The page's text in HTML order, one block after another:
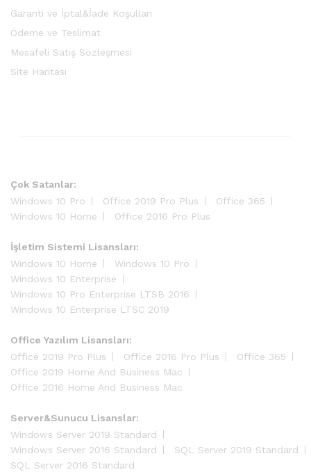
Garanti ve İptal&İade Koşulları
Ödeme ve Teslimat
Mesafeli Satış Sözleşmesi
Site Haritası
Çok Satanlar:
Windows 10 Pro
Office 2019 Pro Plus
Office 365
Windows 10 Home
Office 2016 Pro Plus
İşletim Sistemi Lisansları:
Windows 10 Home
Windows 10 Pro
Windows 10 Enterprise
Windows 10 Pro Enterprise LTSB 2016
Windows 10 Enterprise LTSC 2019
Office Yazılım Lisansları:
Office 2019 Pro Plus
Office 2016 Pro Plus
Office 365
Office 2019 Home And Business Mac
Office 2016 Home And Business Mac
Server&Sunucu Lisanslar:
Windows Server 2019 Standard
Windows Server 2016 Standard
SQL Server 2019 Standard
SQL Server 2016 Standard